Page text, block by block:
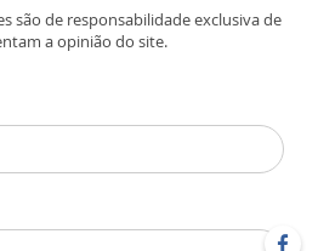
são de responsabilidade exclusiva de
a opinião do site.